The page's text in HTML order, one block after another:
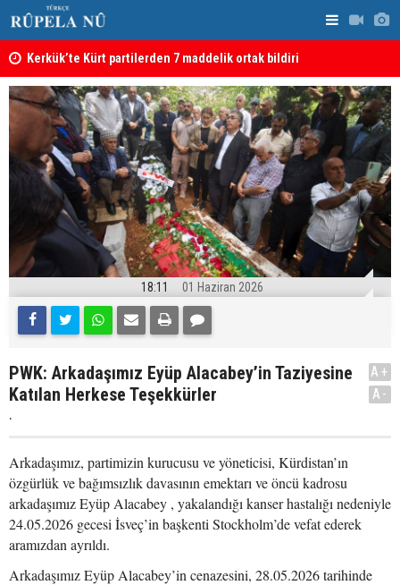
Kerkük’te Kürt partilerden 7 maddelik ortak bildiri
18:11 01 Haziran 2026
PWK: Arkadaşımız Eyüp Alacabey’in Taziyesine
Katılan Herkese Teşekkürler
.
A+
A-
Arkadaşımız, partimizin kurucusu ve yöneticisi, Kürdistan’ın
özgürlük ve bağımsızlık davasının emektarı ve öncü kadrosu
arkadaşımız Eyüp Alacabey , yakalandığı kanser hastalığı nedeniyle
24.05.2026 gecesi İsveç’in başkenti Stockholm’de vefat ederek
aramızdan ayrıldı.
Arkadaşımız Eyüp Alacabey’in cenazesini, 28.05.2026 tarihinde